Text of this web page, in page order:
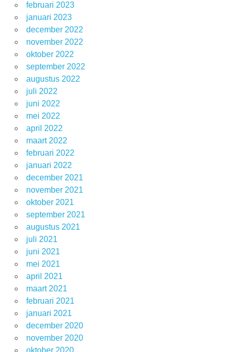
februari 2023
januari 2023
december 2022
november 2022
oktober 2022
september 2022
augustus 2022
juli 2022
juni 2022
mei 2022
april 2022
maart 2022
februari 2022
januari 2022
december 2021
november 2021
oktober 2021
september 2021
augustus 2021
juli 2021
juni 2021
mei 2021
april 2021
maart 2021
februari 2021
januari 2021
december 2020
november 2020